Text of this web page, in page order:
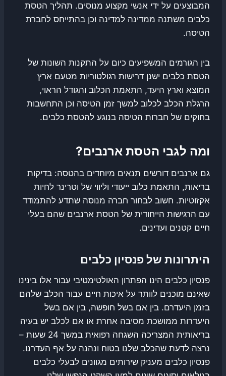
המבוצעים על ידי אנשי מקצוע מנוסים. תהליך הטסת
כלבים משתנה ממדינה למדינה וכן בהתייחס לחברת
הטיסה.
בין הגורמים המשפיעים כיום על התקנות השונות של
הטסת כלבים ישנן דרישות רגולטוריות מטעם ארץ
המוצא וארץ היעד, התאמת הכלוב והגודל הראוי,
הרגלת הכלב לכלוב למשך זמן הטיסה וכן התחשבות
בחוקים של חברות הטיסה בנוגע להטסת כלבים.
ומה לגבי הטסת ארנבים?
גם ארנבים דורשים תנאים מיוחדים בהטסה: בדיקות
בריאות, התאמת כלוב ייעודי וליווי של וטרינר לחיות
אקזוטיות. חשוב לבחור חברה מנוסה שתדע להתמודד
עם הרגישות הייחודית של הטסת ארנבים שהם בעלי
חיים קטנים ועדינים.
היתרונות של פנסיון כלבים
פנסיון כלבים הינו הפתרון האולטימטיבי עבור אלו בינינו
שאינם מוכנים לוותר על איכות חיים עבור הכלב שלהם
בזמן היעדרם. בין אם בשל חופשה, בין אם בשל
היעדרות ממושכת מסיבה אחרת או אם לכלב יש בעיה
בריאותית המצריכה השגחה רפואית במשך 24 שעות –
נרצה לדעת שהכלב שלנו בטוח ונהנה על אף העדרנו.
פנסיון כלבים מעניק שירותים מגוונים לבעלי כלבים